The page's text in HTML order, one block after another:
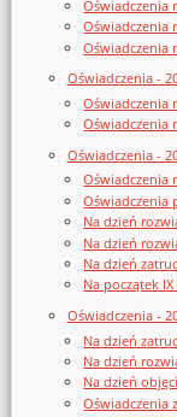
Oświadczenia
Oświadczenia
Oświadczenia
Oświadczenia -
Oświadczenia
Oświadczenia
Oświadczenia -
Oświadczenia
Oświadczenia
Na dzień
Na dzień
Na dzień
Na początek
Oświadczenia -
Na dzień
Na dzień
Na dzień
Oświadczenia